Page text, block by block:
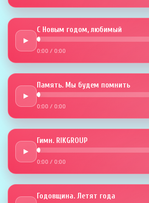
►
С Новым годом, любимый
0:00 / 0:00
►
Память. Мы будем помнить
0:00 / 0:00
►
Гимн. RIKGROUP
0:00 / 0:00
Годовщина. Летят года